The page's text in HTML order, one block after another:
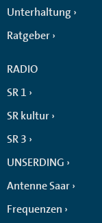
Unterhaltung
Ratgeber
RADIO
SR 1
SR kultur
SR 3
UNSERDING
Antenne Saar
Frequenzen